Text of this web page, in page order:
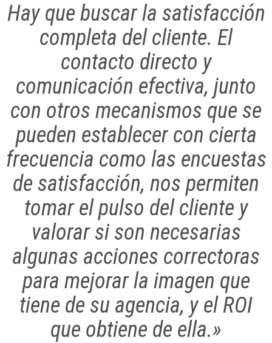
Hay que buscar la satisfacción
completa del cliente. El
contacto directo y
comunicación efectiva, junto
con otros mecanismos que se
pueden establecer con cierta
frecuencia como las encuestas
de satisfacción, nos permiten
tomar el pulso del cliente y
valorar si son necesarias
algunas acciones correctoras
para mejorar la imagen que
tiene de su agencia, y el ROI
que obtiene de ella.»